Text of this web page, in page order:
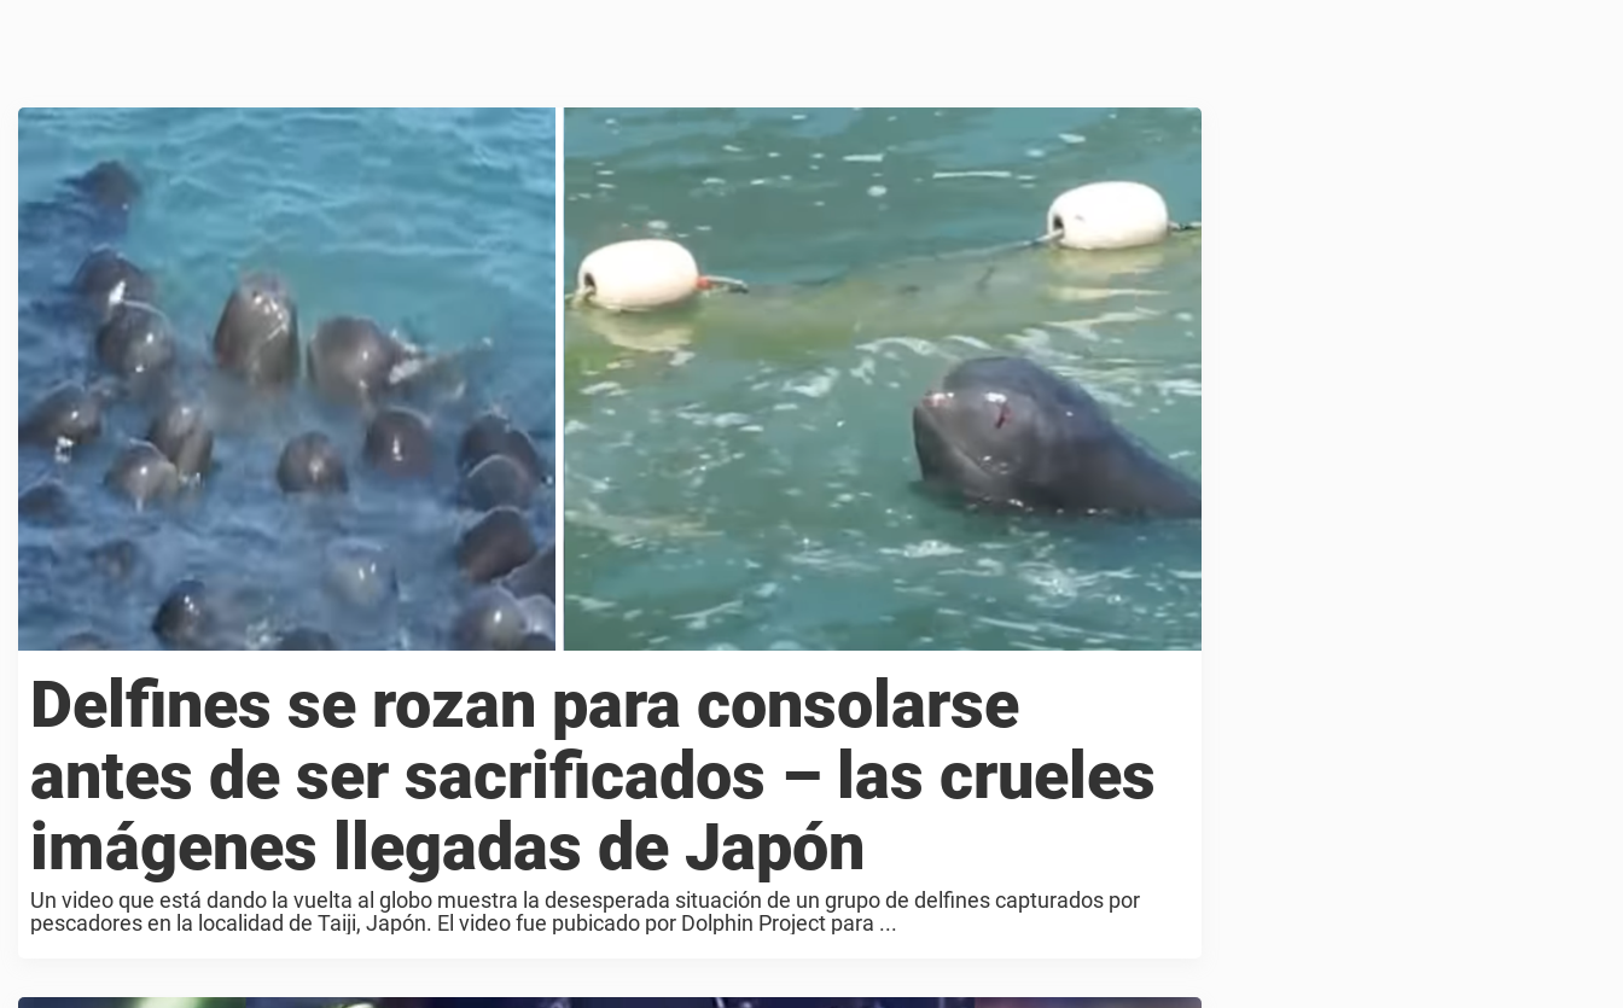
Delfines se rozan para consolarse
antes de ser sacrificados – las crueles
imágenes llegadas de Japón
Un video que está dando la vuelta al globo muestra la desesperada situación de un grupo de delfines capturados por
pescadores en la localidad de Taiji, Japón. El video fue pubicado por Dolphin Project para ...